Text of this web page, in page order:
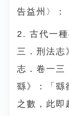
告益州〉：
2. 古代一
三．刑法志
志．卷一三
繇》：「繇
之數，此即